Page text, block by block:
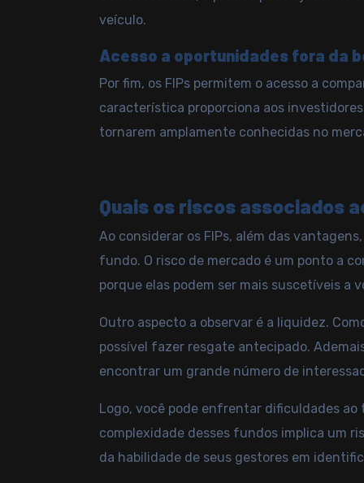
veículo.
Acesso a oportunidades fora da
Por fim, os FIPs permitem o acesso a
característica proporciona aos
tornarem amplamente conhecidas no
Quais os riscos associados
Ao considerar os FIPs, além das
fundo. O risco de mercado é um ponto a
porque elas podem ser mais suscetíveis a
Outro aspecto a observar é a liquidez.
possível fazer resgate antecipado.
encontrar um grande número de
Logo, você pode enfrentar dificuldades
complexidade desses fundos implica um
da habilidade de seus gestores em